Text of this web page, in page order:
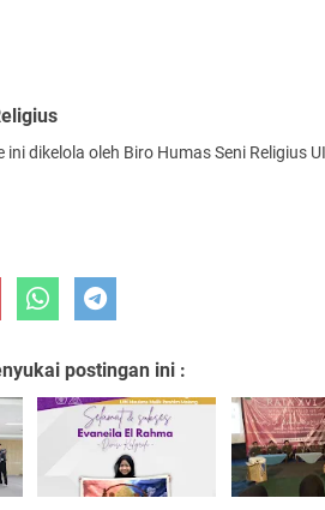
ini dikelola oleh Biro Humas Seni Religius
postingan ini :